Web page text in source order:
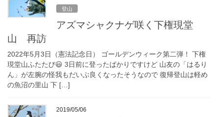
登山
アズマシャクナゲ咲く下権現堂
山 再訪
2022年5月3日（憲法記念日） ゴールデンウィーク第二弾！ 下権
現堂山ふたたび😃 3日前に登ったばかりですけど 山友の「はるり
ん」が左腕の怪我もだいぶ良くなったそうなので 復帰登山は軽め
の魚沼の里山 下 […]
2019/05/06